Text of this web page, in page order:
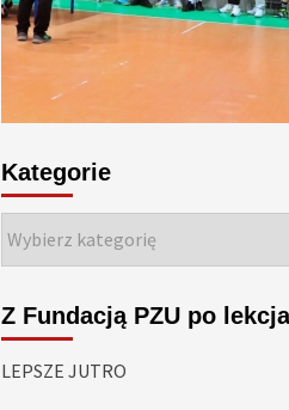
Kategorie
Z Fundacją PZU po
LEPSZE JUTRO